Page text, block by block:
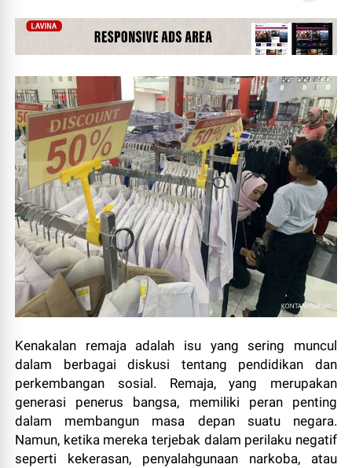
Kenakalan remaja adalah isu yang sering muncul
dalam berbagai diskusi tentang pendidikan dan
perkembangan sosial. Remaja, yang merupakan
generasi penerus bangsa, memiliki peran penting
dalam membangun masa depan suatu negara.
Namun, ketika mereka terjebak dalam perilaku negatif
seperti kekerasan, penyalahgunaan narkoba, atau